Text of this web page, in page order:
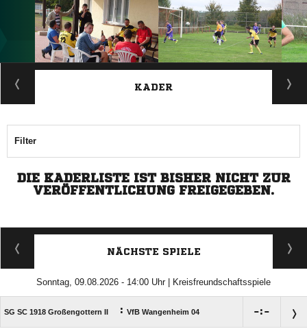
ANZEIGE
KADER
Filter
DIE KADERLISTE IST BISHER NICHT ZUR
VERÖFFENTLICHUNG FREIGEGEBEN.
NÄCHSTE SPIELE
Sonntag, 09.08.2026 - 14:00 Uhr | Kreisfreundschaftsspiele
SG SC 1918 Großengottern II : VfB Wangenheim 04 :